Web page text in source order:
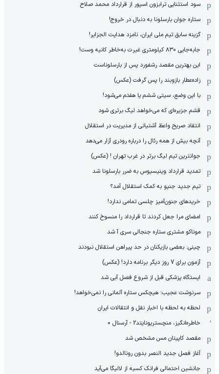
سود استثنایی ترابزون اسپور از قرارداد محمد صلاح
ستاره جوان بارسلونا به دنبال در خروج!
گزینه سابق تیم ملی ایران، نامزد هدایت الجزایر!
جابه‌جایی ۸۳۰ کیلومتری غیرت به‌خاطر کانیه وست!
این بهترین مقصد رشفورد پس از بارسلوناست
زاده‌عطار بازوبند را پس گرفت (عکس)
با این وضع، سیتی ششم یا هفتم می‌شود!
قشم جزیره‌ای که می‌خواهد لیگ برتری شود
انتقاد صریح واعظ آشتیانی از مدیریت در استقلال
آنچه بیش از همه رئال را درباره رودری آزار می‌دهد
جوانترین تیم لیگ برتر در غرب تهران ! (عکس)
تمدید قرارداد وینیسیوس به ضرر بارسلونا شد
تیم جدید جنپو به کمک استقلال آمد؟
خریدهای جنون‌آمیز چلسی تمامی ندارد!
امضای مرا جعل کردند تا قرارداد را منسوخ کنند
موناکو مشتری ستاره جنجالی سری آ شد
چینی: بعضی بازیکنان در حد پیراهن استقلال نبودند
آزمون برای 7 روز دیگر برنامه دارد! (عکس)
ایستگاه پزشکی قبل از شروع فصل آبی شد
سرنوشت عجیب: هیچکس ستاره آلمانی را نمی‌خواهد!
لحظه به لحظه با اخبار نقل و انتقالات ایران
خاطره‌انگیز، منچستریونایتد2 - آرسنال 0
مقصد کاپیتان مس مشخص شد
آغاز فصل جدید النصر بدون رونالدو!
جانشین احتمالی فرانک کسیه از لالیگا می‌آید